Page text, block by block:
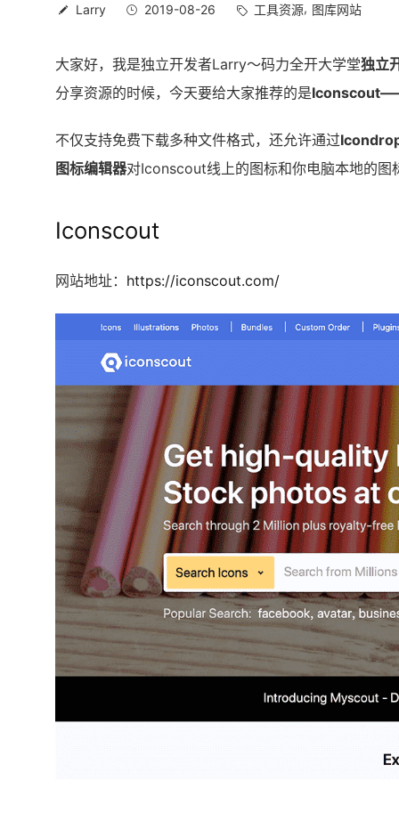
Larry 2019-08-26 工具资源 图库网站
大家好，我是独立开发者Larry～码力全开大学堂独立
分享资源的时候，今天要给大家推荐的是Iconscout——
不仅支持免费下载多种文件格式，还允许通过
图标编辑器对Iconscout线上的图标和你电脑本地的图
Iconscout
网站地址： https://iconscout.com/